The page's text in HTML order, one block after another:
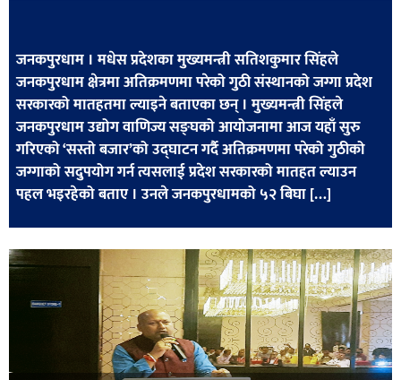
मनोरञ्जन
फोटो
/
भिडियो
अन्य
शिक्षा
जनकपुरधाम । मधेस प्रदेशका मुख्यमन्त्री सतिशकुमार सिंहले
जनकपुरधाम क्षेत्रमा अतिक्रमणमा परेको गुठी संस्थानको जग्गा प्रदेश
सरकारको मातहतमा ल्याइने बताएका छन् । मुख्यमन्त्री सिंहले
जनकपुरधाम उद्योग वाणिज्य सङ्घको आयोजनामा आज यहाँ सुरु
गरिएको ‘सस्तो बजार’को उद्घाटन गर्दै अतिक्रमणमा परेको गुठीको
जग्गाको सदुपयोग गर्न त्यसलाई प्रदेश सरकारको मातहत ल्याउन
पहल भइरहेको बताए । उनले जनकपुरधामको ५२ बिघा […]